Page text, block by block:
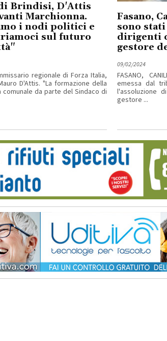
Brindisi, D'Attis
Marchionna.
i nodi politici e
sul futuro
regionale di Forza Italia,
D'Attis. "La formazione della
comunale da parte del Sindaco di
Fasano,
sono
dirigenti
gestore
09/02/2024
FASANO,
emessa dal
l'assoluzione
gestore ...